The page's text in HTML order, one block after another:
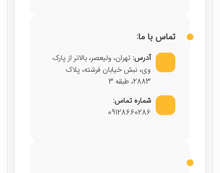
تماس با ما:
آدرس: تهران، ولیعصر، بالاتر از پارک
وی، نبش خیابان فرشته، پلاک
2883، طبقه 3
شماره تماس:
09128660286